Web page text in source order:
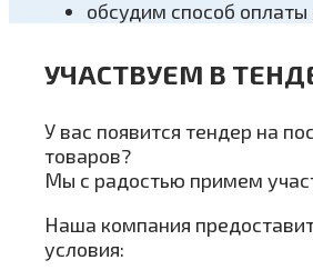
обсудим способ оплаты
УЧАСТВУЕМ В
У вас появится тендер на
товаров?
Мы с радостью примем
Наша компания
условия: